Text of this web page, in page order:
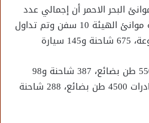
البحر الاحمر أن إجمالي عدد
السفن المتواجدة على أرصفة موانئ الهيئة 10 سفن وتم تداول
حيث شملت حركة الواردات 5500 طن بضائع، 387 شاحنة و98
سيارة فيما شملت حركة الصادرات 4500 طن بضائع، 288 شاحنة